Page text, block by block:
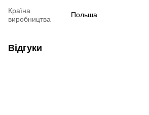
Країна
виробництва
Польша
Відгуки